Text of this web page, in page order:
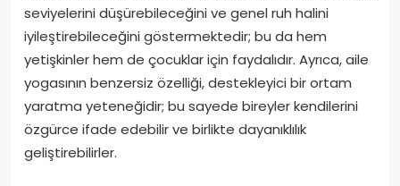
seviyelerini düşürebileceğini ve genel ruh halini
iyileştirebileceğini göstermektedir; bu da hem
yetişkinler hem de çocuklar için faydalıdır. Ayrıca, aile
yogasının benzersiz özelliği, destekleyici bir ortam
yaratma yeteneğidir; bu sayede bireyler kendilerini
özgürce ifade edebilir ve birlikte dayanıklılık
geliştirebilirler.